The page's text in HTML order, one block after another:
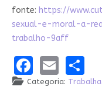
fonte: https://
sexual-e-moral-a-
trabalho-9aff
Email
Categoria: